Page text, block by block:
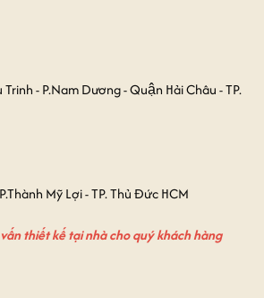
- P.Nam Dương - Quận Hải Châu - TP.
Mỹ Lợi - TP. Thủ Đức HCM
thiết kế tại nhà cho quý khách hàng